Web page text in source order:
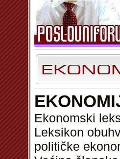
Ekonomski
Leksikon
političke